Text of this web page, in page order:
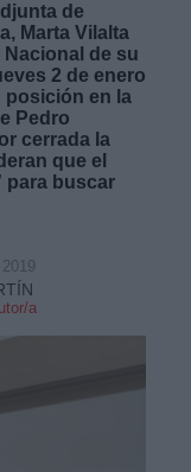
de
Marta Vilalta
de su
2 de enero
posición en la
Pedro
cerrada la
que el
para buscar
a